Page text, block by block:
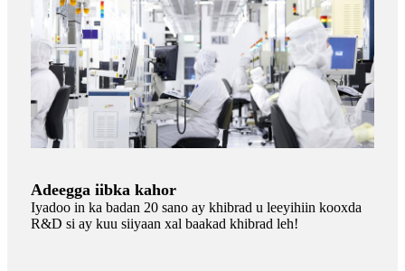
Adeegga iibka kahor
Iyadoo in ka badan 20 sano ay khibrad u leeyihiin kooxda
R&D si ay kuu siiyaan xal baakad khibrad leh!